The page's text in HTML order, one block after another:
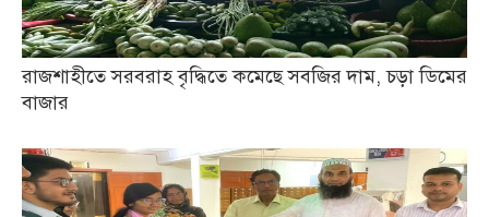
রাজশাহীতে সরবরাহ বৃদ্ধিতে কমেছে সবজির দাম, চড়া ডিমের
বাজার